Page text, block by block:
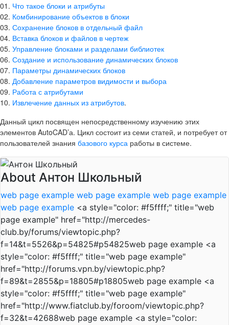
01. Что такое блоки и атрибуты
02. Комбинирование объектов в блоки
03. Сохранение блоков в отдельный файл
04. Вставка блоков и файлов в чертеж
05. Управление блоками и разделами библиотек
06. Создание и использование динамических блоков
07. Параметры динамических блоков
08. Добавление параметров видимости и выбора
09. Работа с атрибутами
10. Извлечение данных из атрибутов.
Данный цикл посвящен непосредственному изучению этих
элементов AutoCAD’а. Цикл состоит из семи статей, и потребует от
пользователей знания базового курса работы в системе.
About Антон Школьный
web page example web page example web page example
web page example <a style="color: #f5ffff;" title="web
page example" href="http://mercedes-
club.by/forums/viewtopic.php?
f=14&t=5526&p=54825#p54825web page example <a
style="color: #f5ffff;" title="web page example"
href="http://forums.vpn.by/viewtopic.php?
f=89&t=2855&p=18805#p18805web page example <a
style="color: #f5ffff;" title="web page example"
href="http://www.fiatclub.by/foroom/viewtopic.php?
f=32&t=42688web page example <a style="color: